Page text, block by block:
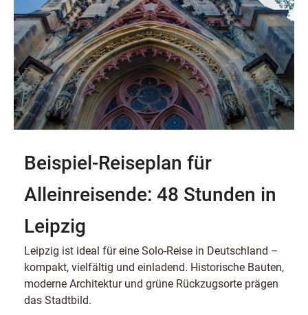
Beispiel-Reiseplan für
Alleinreisende: 48 Stunden in
Leipzig
Leipzig ist ideal für eine Solo-Reise in Deutschland –
kompakt, vielfältig und einladend. Historische Bauten,
moderne Architektur und grüne Rückzugsorte prägen
das Stadtbild.